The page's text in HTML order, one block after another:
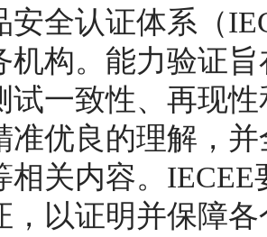
安全认证体系（
机构。能力验证
试一致性、再现
准优良的理解，
相关内容。
，以证明并保障